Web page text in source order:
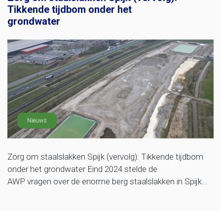
Tikkende tijdbom onder het
grondwater
Nieuws
Zorg om staalslakken Spijk (vervolg): Tikkende tijdbom
onder het grondwater Eind 2024 stelde de
AWP vragen over de enorme berg staalslakken in Spijk...